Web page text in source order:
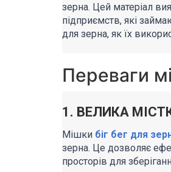
зерна. Цей матеріал
підприємств, які
для зерна, як їх
Переваги
1. ВЕЛИКА
Мішки біг бег для
зерна. Це дозволяє
просторів для